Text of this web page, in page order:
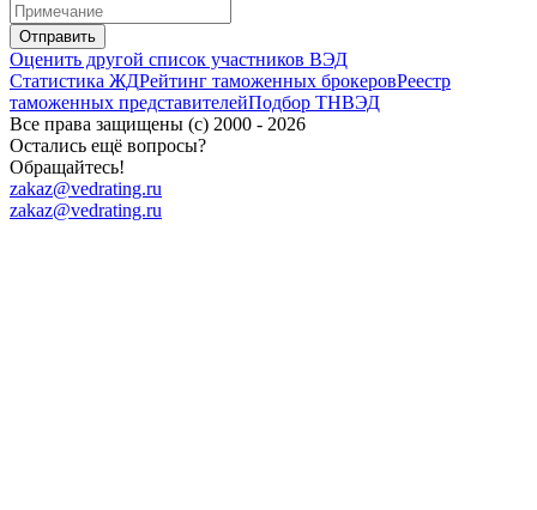
Отправить
Оценить другой список участников ВЭД
Статистика ЖДРейтинг таможенных брокеровРеестр
таможенных представителейПодбор ТНВЭД
Все права защищены (с) 2000 - 2026
Остались ещё вопросы?
Обращайтесь!
zakaz@vedrating.ru
zakaz@vedrating.ru